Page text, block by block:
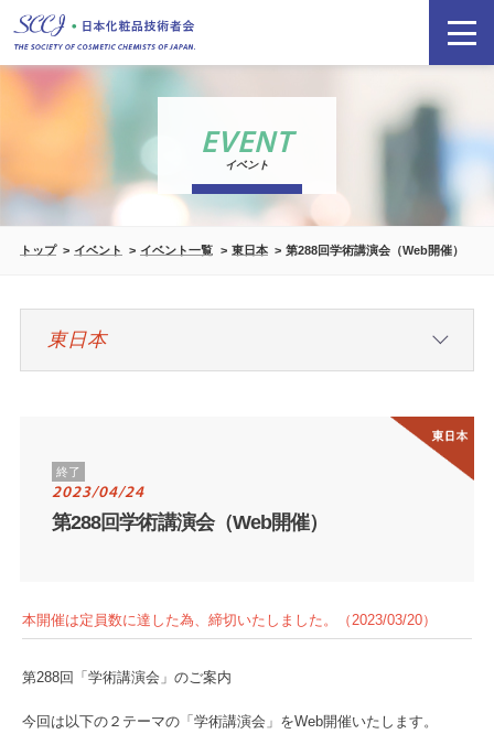
EVENT
イベント
トップ イベント イベント一覧 東日本 第288回学術講演会（Web開催）
終了
2023/04/24
第288回学術講演会（Web開催）
本開催は定員数に達した為、締切いたしました。（2023/03/20）
第288回「学術講演会」のご案内
今回は以下の２テーマの「学術講演会」をWeb開催いたします。